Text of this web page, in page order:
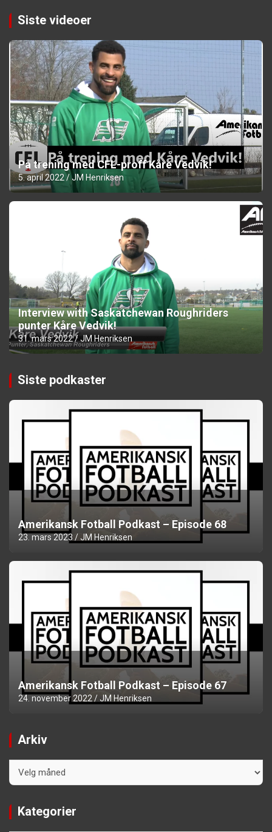
Siste videoer
På trening med CFL-proff Kåre Vedvik!
5. april 2022 JM Henriksen
Interview with Saskatchewan Roughriders
punter Kåre Vedvik!
31. mars 2022 JM Henriksen
Siste podkaster
Amerikansk Fotball Podkast – Episode 68
23. mars 2023 JM Henriksen
Amerikansk Fotball Podkast – Episode 67
24. november 2022 JM Henriksen
Arkiv
Kategorier